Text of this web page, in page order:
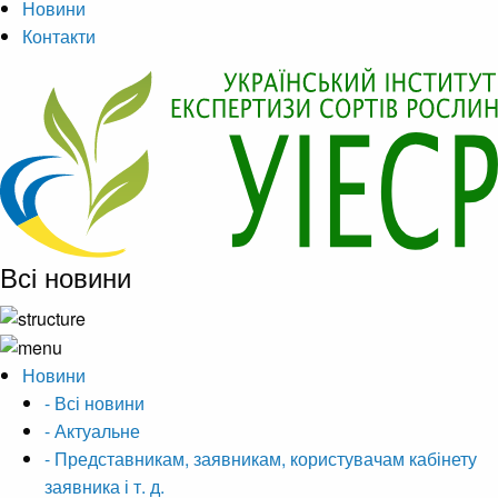
Новини
Контакти
Всі новини
Новини
- Всі новини
- Актуальне
- Представникам, заявникам, користувачам кабінету
заявника і т. д.